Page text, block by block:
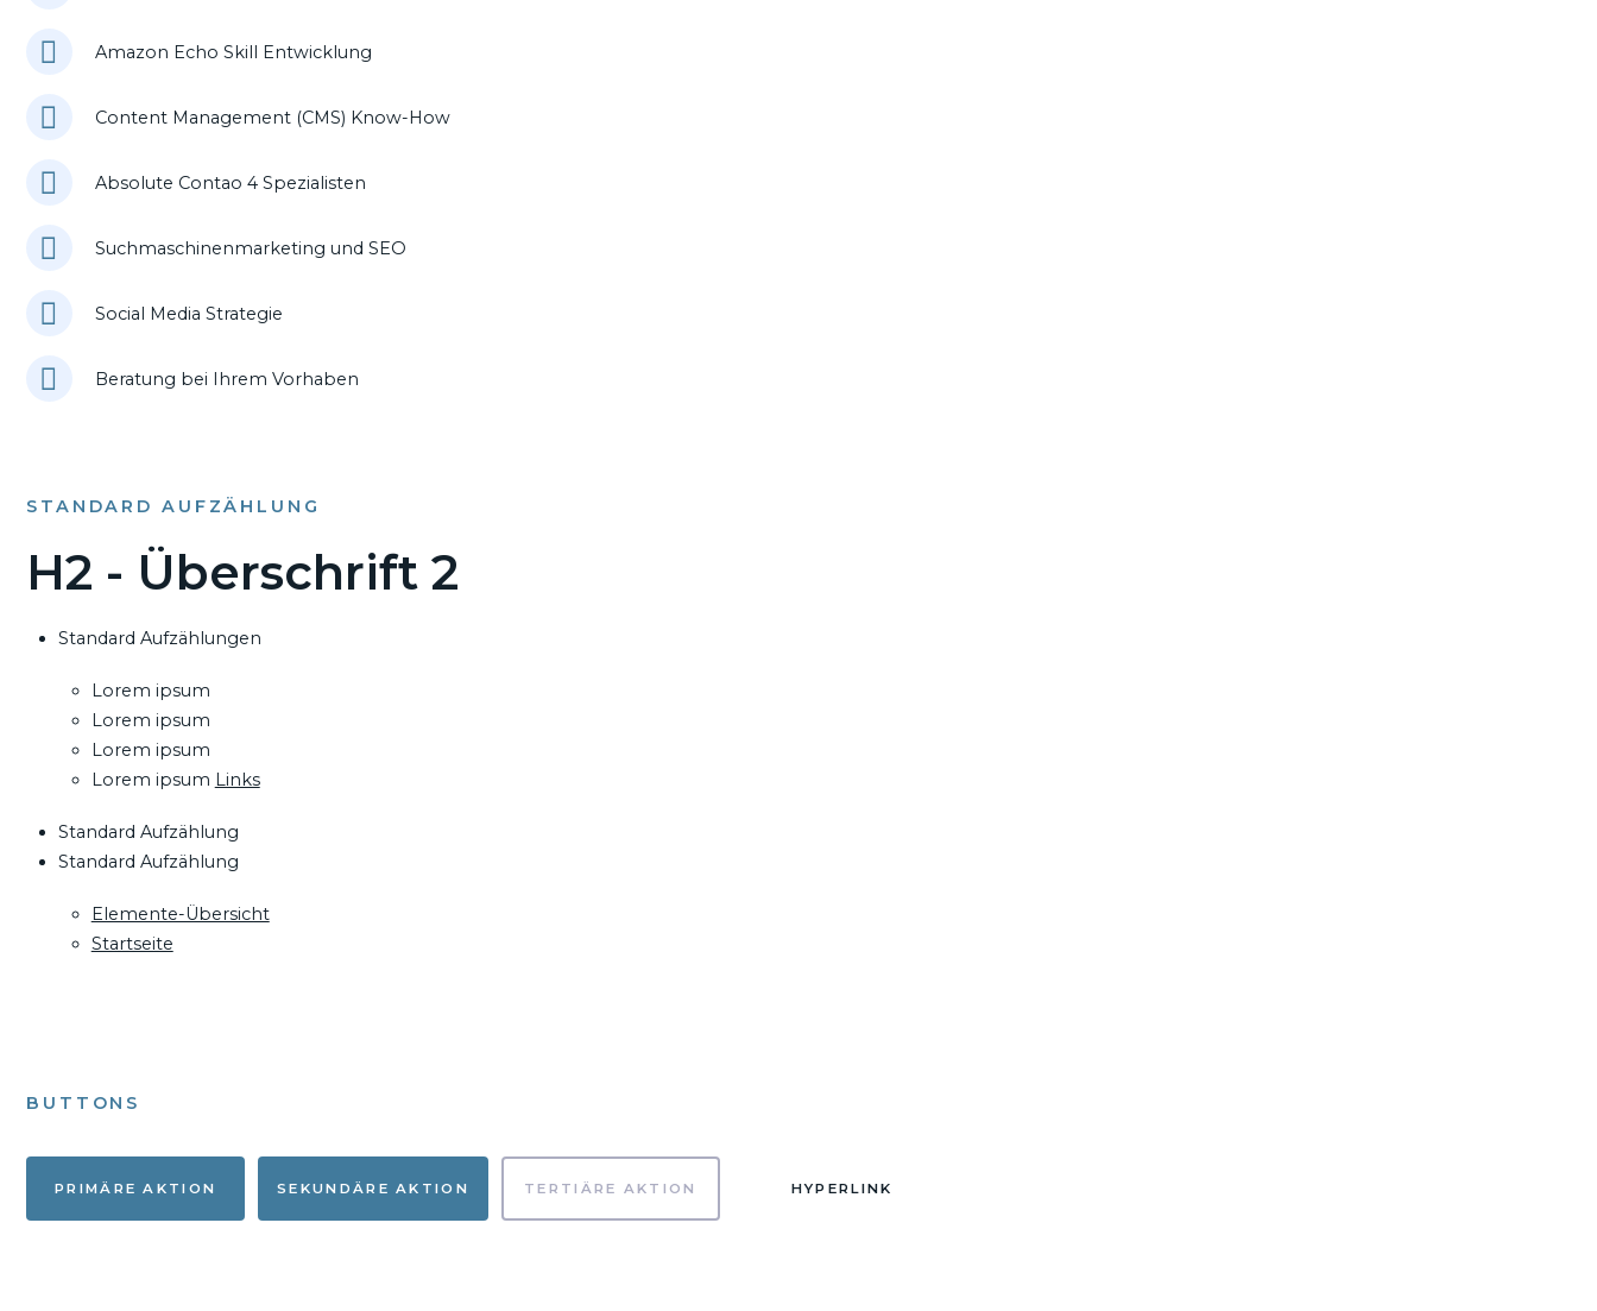
Amazon Echo Skill Entwicklung
Content Management (CMS) Know-How
Absolute Contao 4 Spezialisten
Suchmaschinenmarketing und SEO
Social Media Strategie
Beratung bei Ihrem Vorhaben
STANDARD AUFZÄHLUNG
H2 - Überschrift 2
Standard Aufzählungen
Lorem ipsum
Lorem ipsum
Lorem ipsum
Lorem ipsum Links
Standard Aufzählung
Standard Aufzählung
Elemente-Übersicht
Startseite
BUTTONS
PRIMÄRE AKTION SEKUNDÄRE AKTION TERTIÄRE AKTION HYPERLINK